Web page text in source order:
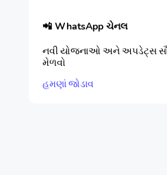
📲 WhatsApp ચેનલ
નવી યોજનાઓ અને અપડેટ્સ
મેળવો
હમણાં જોડાવ